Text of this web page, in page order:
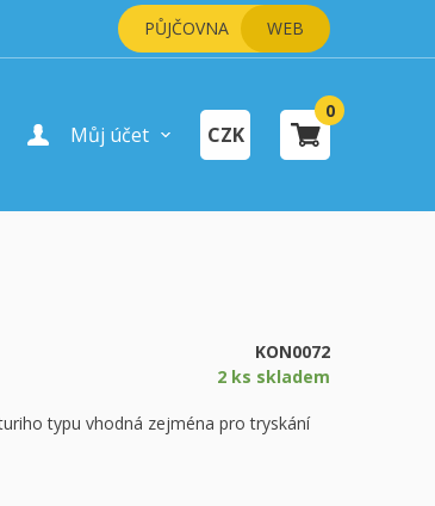
PŮJČOVNA WEB
Můj účet
Přihlášení uživatele
CZK
0
KON0072
2 ks skladem
typu vhodná zejména pro tryskání